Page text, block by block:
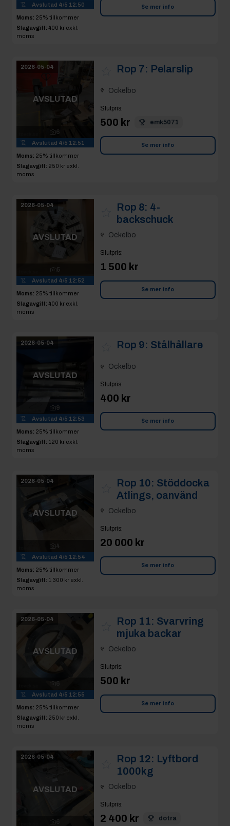
Avslutad 4/5 12:50
Moms: 25% tillkommer
Slagavgift: 400 kr exkl.
moms
Se mer info
2026-05-04
AVSLUTAD
6
Avslutad 4/5 12:51
Moms: 25% tillkommer
Slagavgift: 250 kr exkl.
moms
Rop 7: Pelarslip
Ockelbo
Slutpris:
500 kr emk5071
Se mer info
2026-05-04
AVSLUTAD
5
Avslutad 4/5 12:52
Moms: 25% tillkommer
Slagavgift: 400 kr exkl.
moms
Rop 8: 4-
backschuck
Ockelbo
Slutpris:
1 500 kr
Se mer info
2026-05-04
AVSLUTAD
9
Avslutad 4/5 12:53
Moms: 25% tillkommer
Slagavgift: 120 kr exkl.
moms
Rop 9: Stålhållare
Ockelbo
Slutpris:
400 kr
Se mer info
2026-05-04
AVSLUTAD
4
Avslutad 4/5 12:54
Moms: 25% tillkommer
Slagavgift: 1 300 kr exkl.
moms
Rop 10: Stöddocka
Atlings, oanvänd
Ockelbo
Slutpris:
20 000 kr
Se mer info
2026-05-04
AVSLUTAD
Avslutad 4/5 12:55
Moms: 25% tillkommer
Slagavgift: 250 kr exkl.
moms
Rop 11: Svarvring
mjuka backar
Ockelbo
Slutpris:
500 kr
Se mer info
2026-05-04
AVSLUTAD
6
Rop 12: Lyftbord
1000kg
Ockelbo
Slutpris:
2 400 kr dotra